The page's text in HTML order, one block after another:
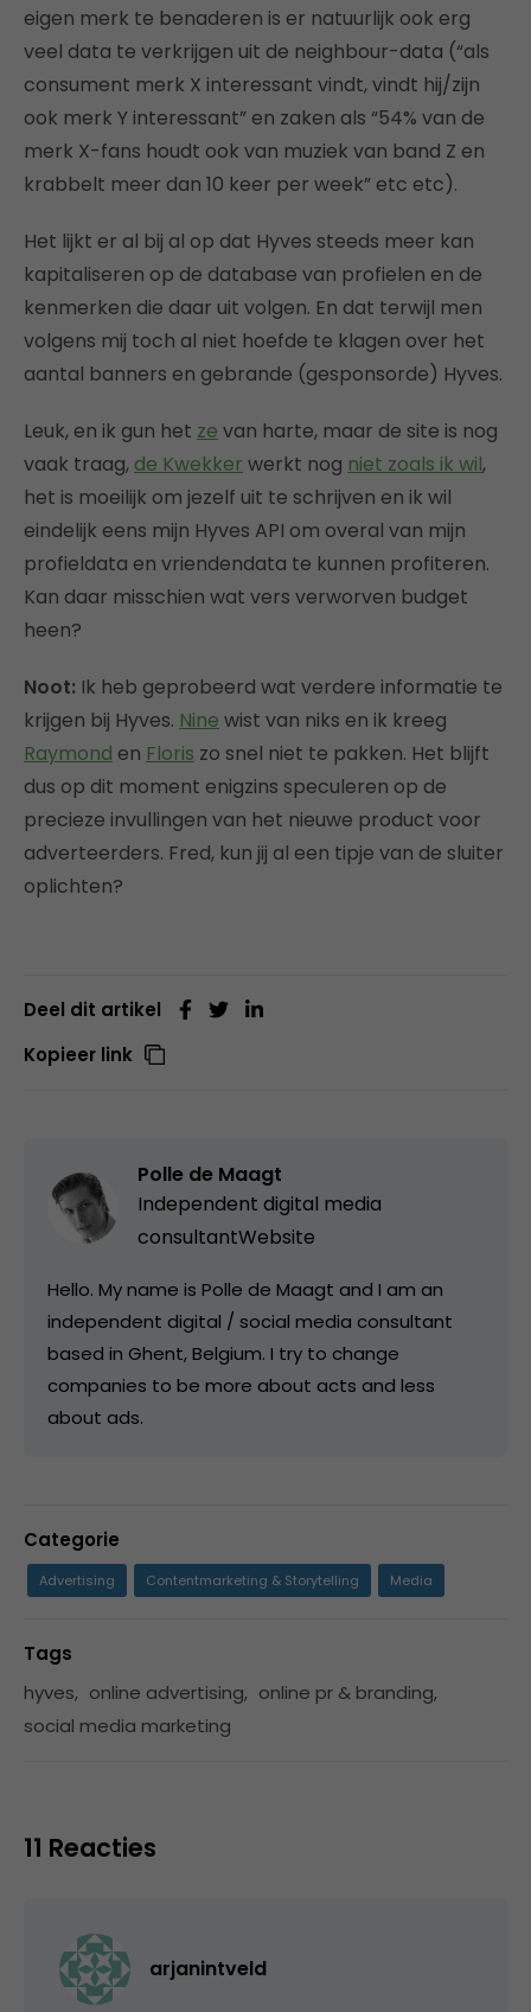
eigen merk te benaderen is er natuurlijk ook erg
veel data te verkrijgen uit de neighbour-data (“als
consument merk X interessant vindt, vindt hij/zijn
ook merk Y interessant” en zaken als “54% van de
merk X-fans houdt ook van muziek van band Z en
krabbelt meer dan 10 keer per week” etc etc).
Het lijkt er al bij al op dat Hyves steeds meer kan
kapitaliseren op de database van profielen en de
kenmerken die daar uit volgen. En dat terwijl men
volgens mij toch al niet hoefde te klagen over het
aantal banners en gebrande (gesponsorde) Hyves.
Leuk, en ik gun het ze van harte, maar de site is nog
vaak traag, de Kwekker werkt nog niet zoals ik wil,
het is moeilijk om jezelf uit te schrijven en ik wil
eindelijk eens mijn Hyves API om overal van mijn
profieldata en vriendendata te kunnen profiteren.
Kan daar misschien wat vers verworven budget
heen?
Noot: Ik heb geprobeerd wat verdere informatie te
krijgen bij Hyves. Nine wist van niks en ik kreeg
Raymond en Floris zo snel niet te pakken. Het blijft
dus op dit moment enigzins speculeren op de
precieze invullingen van het nieuwe product voor
adverteerders. Fred, kun jij al een tipje van de sluiter
oplichten?
Deel dit artikel
Kopieer link
Polle de Maagt
Independent digital media
consultantWebsite
Hello. My name is Polle de Maagt and I am an
independent digital / social media consultant
based in Ghent, Belgium. I try to change
companies to be more about acts and less
about ads.
Categorie
Advertising Contentmarketing & Storytelling Media
Tags
hyves, online advertising, online pr & branding,
social media marketing
11 Reacties
arjanintveld